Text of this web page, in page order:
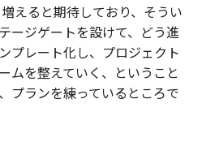
えると期待しており、そうい
ージゲートを設けて、どう進
プレート化し、プロジェクト
ムを整えていく、ということ
プランを練っているところで